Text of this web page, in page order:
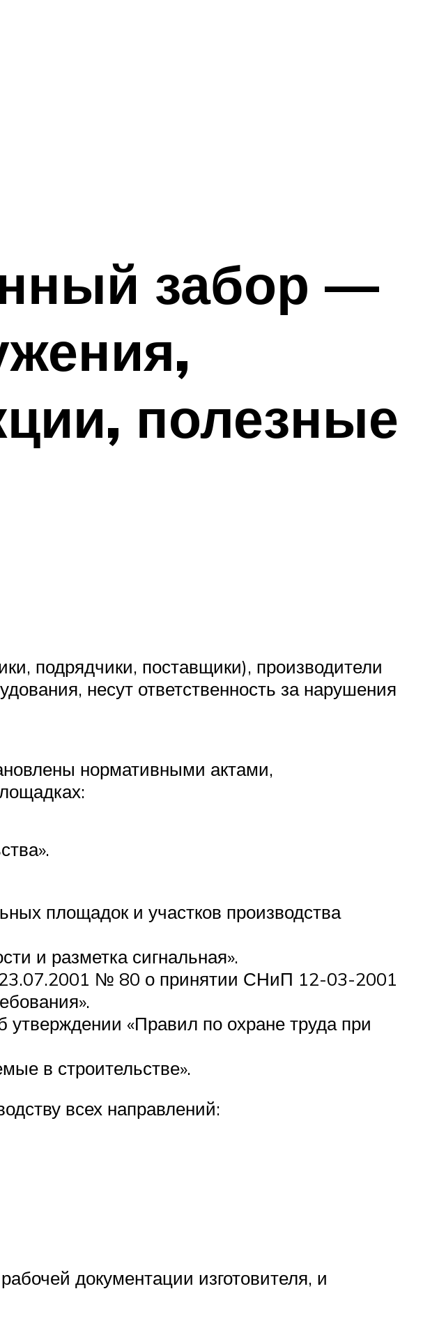
забор —
полезные
подрядчики, поставщики), производители
несут ответственность за нарушения
нормативными актами,
площадок и участков производства
и разметка сигнальная».
23.07.2001 № 80 о принятии СНиП 12-03-2001
«Правил по охране труда при
в строительстве».
всех направлений:
документации изготовителя, и